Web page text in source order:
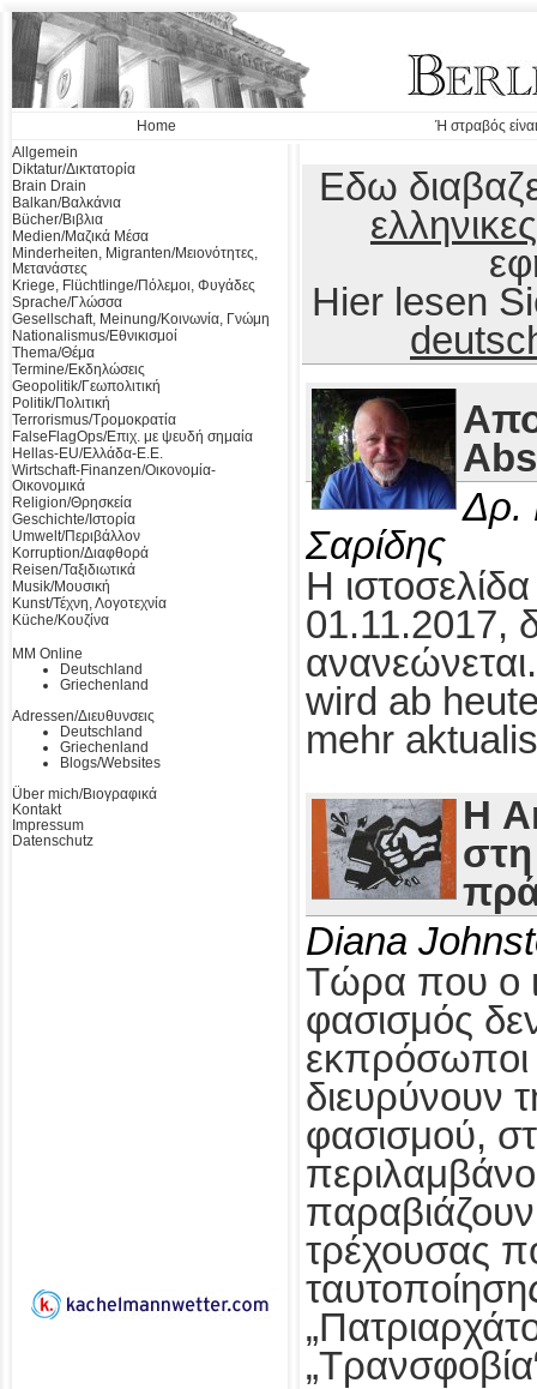
Home
Ή στραβός
Allgemein
Diktatur/Δικτατορία
Brain Drain
Balkan/Βαλκάνια
Bücher/Βιβλια
Medien/Μαζικά Μέσα
Minderheiten, Migranten/Μειονότητες,
Μετανάστες
Kriege, Flüchtlinge/Πόλεμοι, Φυγάδες
Sprache/Γλώσσα
Gesellschaft, Meinung/Κοινωνία, Γνώμη
Nationalismus/Εθνικισμοί
Thema/Θέμα
Termine/Εκδηλώσεις
Geopolitik/Γεωπολιτική
Politik/Πολιτική
Terrorismus/Τρομοκρατία
FalseFlagOps/Επιχ. με ψευδή σημαία
Hellas-EU/Ελλάδα-Ε.Ε.
Wirtschaft-Finanzen/Οικονομία-
Οικονομικά
Religion/Θρησκεία
Geschichte/Ιστορία
Umwelt/Περιβάλλον
Korruption/Διαφθορά
Reisen/Ταξιδιωτικά
Musik/Μουσική
Kunst/Τέχνη, Λογοτεχνία
Küche/Κουζίνα
MM Online
Deutschland
Griechenland
Adressen/Διευθυνσεις
Deutschland
Griechenland
Blogs/Websites
Über mich/Βιογραφικά
Kontakt
Impressum
Datenschutz
Εδω
ελληνικες
Hier lesen
Δρ.
Σαρίδης
Η
01.11.2017,
wird ab
mehr
Η
Diana
Τώρα που ο
φασισμός
εκπρόσωποι
διευρύνουν
φασισμού,
τρέχουσας